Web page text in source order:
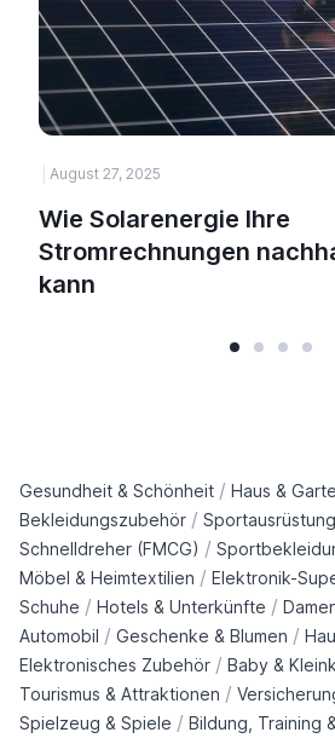
August 27, 2025
Wie Solarenergie Ihre
Stromrechnungen
kann
Gesundheit & Schönheit / Haus &
Bekleidungszubehör / Sportausrüstung
Schnelldreher (FMCG) /
Möbel & Heimtextilien / Elektronik-
Schuhe / Hotels & Unterkünfte /
Automobil / Geschenke & Blumen /
Elektronisches Zubehör / Baby &
Tourismus & Attraktionen /
Spielzeug & Spiele / Bildung, Training